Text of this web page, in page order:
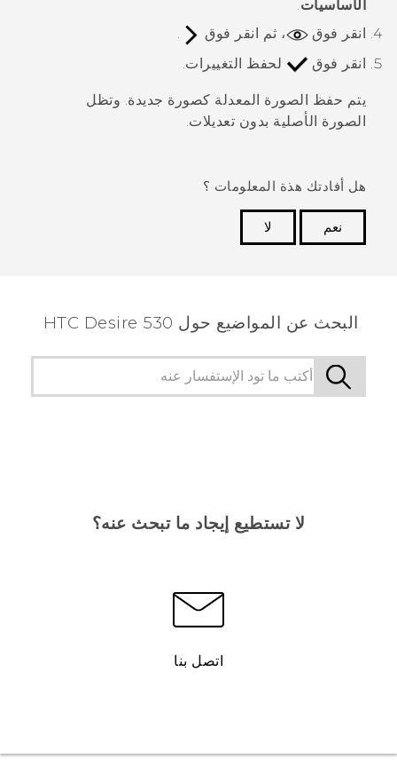
الأساسيات.
انقر فوق
، ثم انقر فوق
.
انقر فوق
لحفظ التغييرات.
يتم حفظ الصورة المعدلة كصورة جديدة. وتظل
الصورة الأصلية بدون تعديلات.
هل أفادتك هذة المعلومات ؟
نعم
لا
البحث عن المواضيع حول HTC Desire 530
لا تستطيع إيجاد ما تبحث عنه؟
اتصل بنا